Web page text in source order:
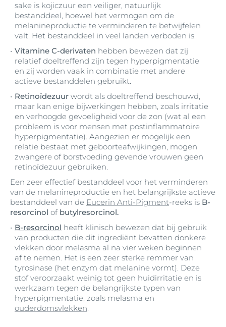
sake is kojiczuur een veiliger, natuurlijk
bestanddeel, hoewel het vermogen om de
melanineproductie te verminderen te betwijfelen
valt. Het bestanddeel in veel landen verboden is.
Vitamine C-derivaten hebben bewezen dat zij
relatief doeltreffend zijn tegen hyperpigmentatie
en zij worden vaak in combinatie met andere
actieve bestanddelen gebruikt.
Retinoïdezuur wordt als doeltreffend beschouwd,
maar kan enige bijwerkingen hebben, zoals irritatie
en verhoogde gevoeligheid voor de zon (wat al een
probleem is voor mensen met postinflammatoire
hyperpigmentatie). Aangezien er mogelijk een
relatie bestaat met geboorteafwijkingen, mogen
zwangere of borstvoeding gevende vrouwen geen
retinoïdezuur gebruiken.
Een zeer effectief bestanddeel voor het verminderen
van de melanineproductie en het belangrijkste actieve
bestanddeel van de Eucerin Anti-Pigment-reeks is B-
resorcinol of butylresorcinol.
B-resorcinol heeft klinisch bewezen dat bij gebruik
van producten die dit ingrediënt bevatten donkere
vlekken door melasma al na vier weken beginnen
af te nemen. Het is een zeer sterke remmer van
tyrosinase (het enzym dat melanine vormt). Deze
stof veroorzaakt weinig tot geen huidirritatie en is
werkzaam tegen de belangrijkste typen van
hyperpigmentatie, zoals melasma en
ouderdomsvlekken.